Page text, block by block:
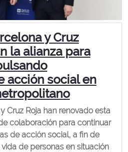
y Cruz
la alianza para
acción social en
Cruz Roja han renovado esta
colaboración para continuar
de acción social, a fin de
de personas en situación